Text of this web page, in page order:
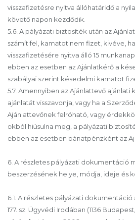
visszafizetésre nyitva állóhatáridő a
követő napon kezdődik.
5.6. A pályázati biztosíték után az
számít fel, kamatot nem fizet, kivéve,
visszafizetésére nyitva álló 15
ebben az esetben az Ajánlatkérő a
szabályai szerint késedelmi kamatot
5.7. Amennyiben az Ajánlattevő
ajánlatát visszavonja, vagy ha a
Ajánlattevőnek felróható, vagy
okból hiúsulna meg, a pályázati
ebben az esetben bánatpénzként az
6. A részletes pályázati dokumentáció
beszerzésének helye, módja, ideje és
6.1. A részletes pályázati
177. sz. Ügyvédi Irodában (1136